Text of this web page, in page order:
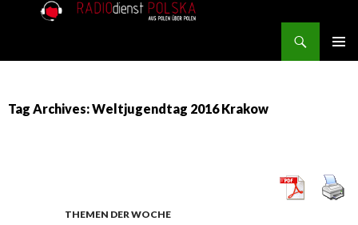
Tag Archives: Weltjugendtag 2016 Krakow
THEMEN DER WOCHE